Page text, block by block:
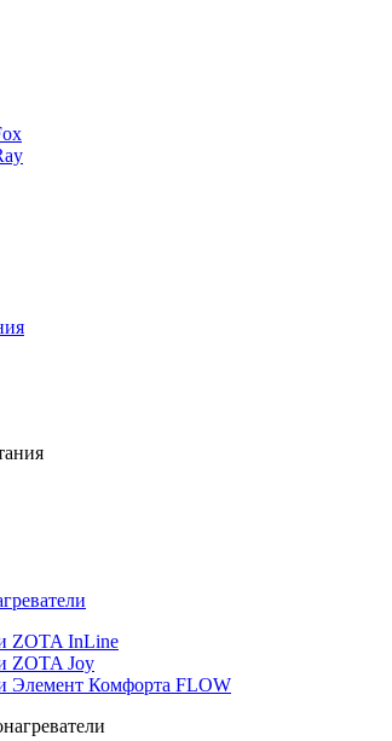
ZOTA InLine
ZOTA Joy
Элемент Комфорта FLOW